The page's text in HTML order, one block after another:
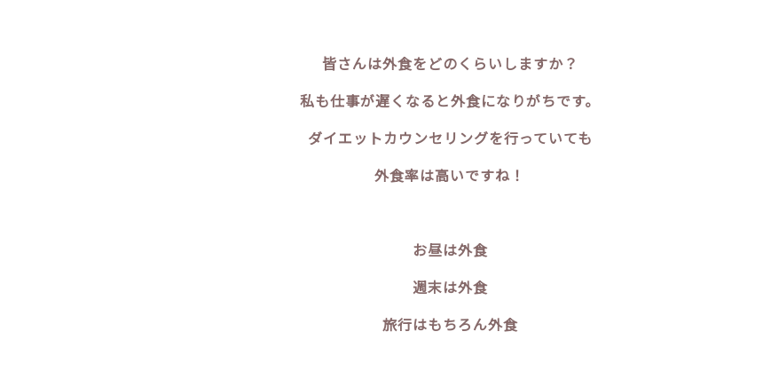
皆さんは外食をどのくらいしますか？
私も仕事が遅くなると外食になりがちです。
ダイエットカウンセリングを行っていても
外食率は高いですね！
お昼は外食
週末は外食
旅行はもちろん外食